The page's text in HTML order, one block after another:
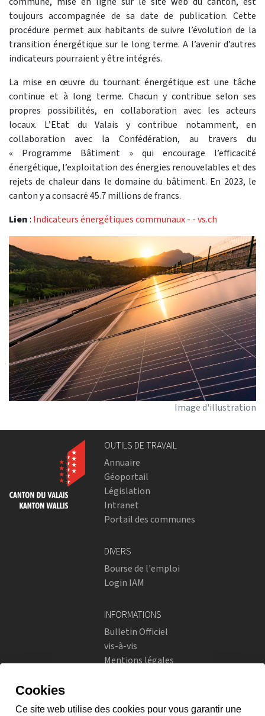
toujours accompagnée de sa date de publication. Cette
procédure permet aux habitants de suivre l’évolution de la
transition énergétique sur le long terme. A l’avenir d’autres
indicateurs pourraient y être intégrés.
La mise en œuvre du tournant énergétique est une tâche
continue et à long terme. Chacun y contribue selon ses
propres possibilités, en collaboration avec les acteurs
locaux. L’Etat du Valais y contribue notamment, en
collaboration avec la Confédération, au travers du
« Programme Bâtiment » qui encourage l’efficacité
énergétique, l’exploitation des énergies renouvelables et des
rejets de chaleur dans le domaine du bâtiment. En 2023, le
canton y a consacré 45.7 millions de francs.
Lien: Indicateurs énergétiques communaux - - vs.ch
Image d'illustration
OUTILS DE TRAVAIL
Annuaire
Géoportail
Législation
Intranet
Portail des communes
DIVERS
Bourse de l'emploi
Login IAM
INFORMATIONS
Bulletin Officiel
vis-à-vis
Mentions légales